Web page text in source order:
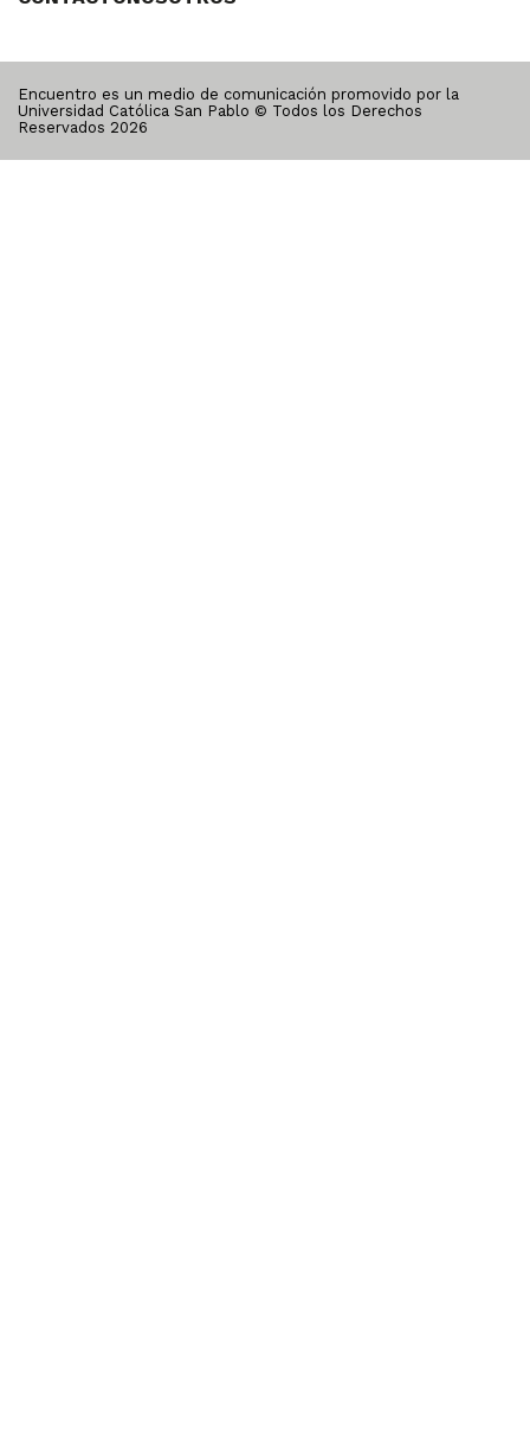
Encuentro es un medio de comunicación promovido por la
Universidad Católica San Pablo © Todos los Derechos
Reservados 2026